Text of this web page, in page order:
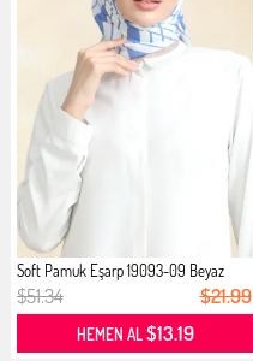
Soft Pamuk Eşarp 19093-09 Beyaz
Kot...
$51.34 $21.99
HEMEN AL$13.19